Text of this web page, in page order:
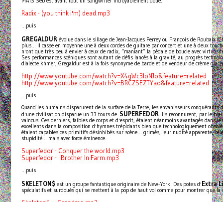
Radix - (you think i'm) dead.mp3
...puis
GREGALDURévolue dans le sillage de Jean-Jacques Perrey ou François de Roubaix
plus... Il casse en moyenne une à deux cordes de guitare par concert et une à deux
n'ont que très peu à envier à ceux de radix, “maniant” la pédale de boucle avec
Ses performances scéniques sont autant de défis lancés à la gravité, au progrès
dialecte khmer, Gregaldur est à la fois synonyme de barde et de vendeur de crème
http://www.youtube.com/watch?v=X4gWc3loNJo&feature=related
http://www.youtube.com/watch?v=BRCZSEZTYao&feature=related
...puis
Quand les humains disparurent de la surface de la Terre, les envahisseurs
d'une civilisation disparue un 33 tours de SUPERFEDOR. Ils reconnurent, par le
vaincus. Ces derniers, faibles de corps et d'esprit, étaient néanmoins avantagés dans
excellents dans la composition d'hymnes trépidants bien que technologiquement
étaient capables ces primitifs désinhibés sur scène... grimés, leur nudité apparente,
stupidité... mais avec force éminence.
Superfedor - Conquer the world.mp3
Superfedor - Brother In Farm.mp3
...puis
SKELETON$est un groupe fantastique originaire de New-York. Des potes d'Extra
spéculatifs et surdoués qui se mettent à la pop de haut vol comme pour montrer que